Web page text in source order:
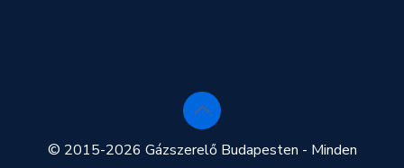
© 2015-2026 Gázszerelő Budapesten - Minden